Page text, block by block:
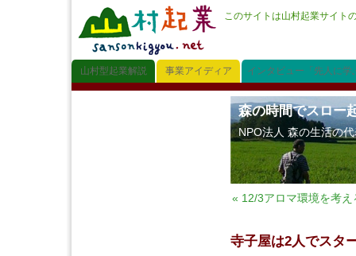
このサイトは山村起業サイト
山村型起業解説 事業アイディア インタビュー「先人に学
森の時間でスロー
NPO法人 森の生活の
« 12/3アロマ環境を考
寺子屋は2人でスタ